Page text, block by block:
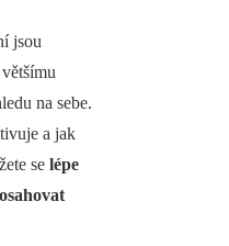
jsou
na sebe.
a jak
se lépe